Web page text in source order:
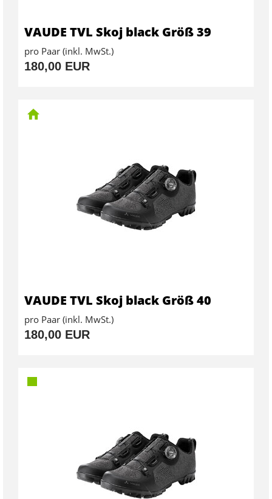
VAUDE TVL Skoj black Größ 39
pro Paar (inkl. MwSt.)
180,00 EUR
VAUDE TVL Skoj black Größ 40
pro Paar (inkl. MwSt.)
180,00 EUR